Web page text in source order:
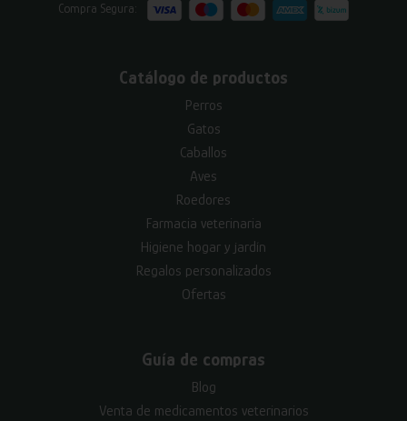
Compra Segura:
Catálogo de productos
Perros
Gatos
Caballos
Aves
Roedores
Farmacia veterinaria
Higiene hogar y jardín
Regalos personalizados
Ofertas
Guía de compras
Blog
Venta de medicamentos veterinarios